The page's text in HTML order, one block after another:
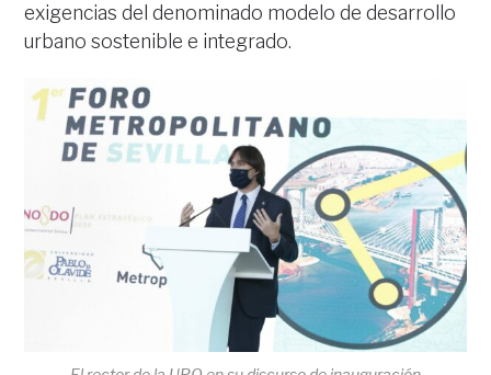
exigencias del denominado modelo de desarrollo
urbano sostenible e integrado.